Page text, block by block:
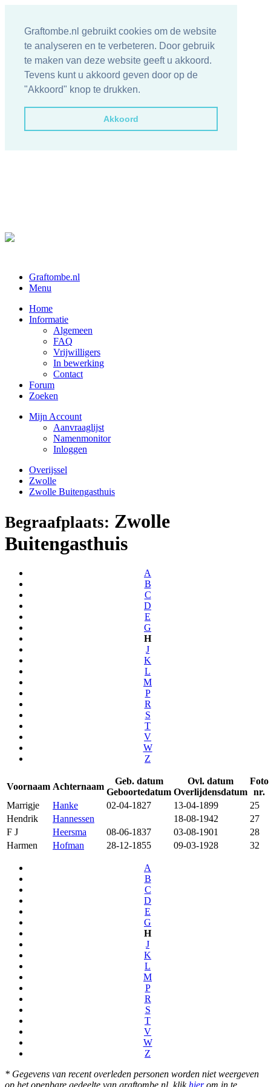
Graftombe.nl gebruikt cookies om de website
te analyseren en te verbeteren. Door gebruik
te maken van deze website geeft u akkoord.
Tevens kunt u akkoord geven door op de
"Akkoord" knop te drukken.
Akkoord
Graftombe.nl
Menu
Home
Informatie
Algemeen
FAQ
Vrijwilligers
In bewerking
Contact
Forum
Zoeken
Mijn Account
Aanvraaglijst
Namenmonitor
Inloggen
Overijssel
Zwolle
Zwolle Buitengasthuis
Begraafplaats: Zwolle
Buitengasthuis
A
B
C
D
E
G
H
J
K
L
M
P
R
S
T
V
W
Z
Voornaam Achternaam
Geb. datum
Geboortedatum
Ovl. datum
Overlijdensdatum
Foto
nr.
Marrigje
Hanke 02-04-1827 13-04-1899
25
Hendrik
Hannessen 18-08-1942
27
F J
Heersma 08-06-1837 03-08-1901
28
Harmen
Hofman 28-12-1855 09-03-1928 32
A
B
C
D
E
G
H
J
K
L
M
P
R
S
T
V
W
Z
* Gegevens van recent overleden personen worden niet weergeven